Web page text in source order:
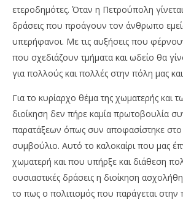
ετεροδημότες. Όταν η Πετρούπολη
δράσεις που προάγουν τον άνθρωπο
υπερήφανοι. Με τις αυξήσεις που
που σχεδιάζουν τμήματα και ωδείο θα
για πολλούς και πολλές στην πόλη μας
Για το κυρίαρχο θέμα της χωματερής και
διοίκηση δεν πήρε καμία πρωτοβουλία
παρατάξεων όπως συν αποφασίστηκε στο
συμβούλιο. Αυτό το καλοκαίρι που μας
χωματερή και που υπήρξε και διάθεση
ουσιαστικές δράσεις η διοίκηση
το πως ο πολιτισμός που παράγεται στην